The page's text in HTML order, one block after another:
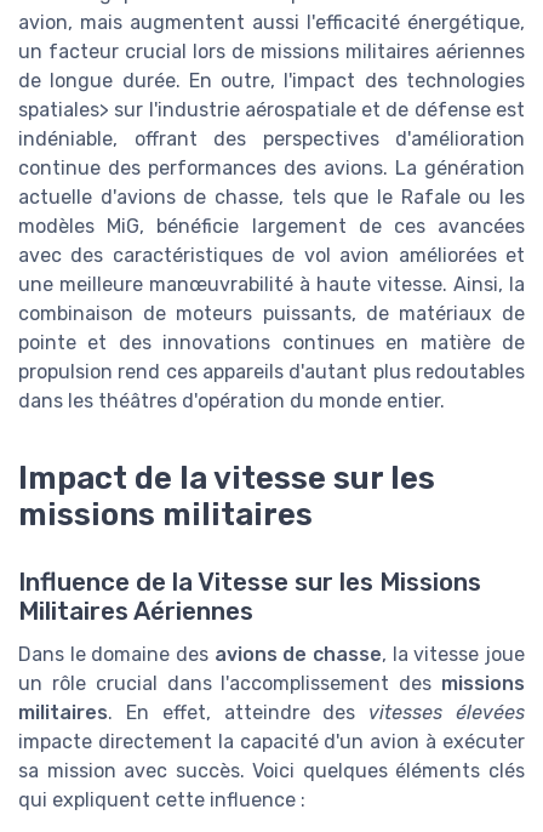
avion, mais augmentent aussi l'efficacité énergétique,
un facteur crucial lors de missions militaires aériennes
de longue durée. En outre, l'impact des technologies
spatiales> sur l'industrie aérospatiale et de défense est
indéniable, offrant des perspectives d'amélioration
continue des performances des avions. La génération
actuelle d'avions de chasse, tels que le Rafale ou les
modèles MiG, bénéficie largement de ces avancées
avec des caractéristiques de vol avion améliorées et
une meilleure manœuvrabilité à haute vitesse. Ainsi, la
combinaison de moteurs puissants, de matériaux de
pointe et des innovations continues en matière de
propulsion rend ces appareils d'autant plus redoutables
dans les théâtres d'opération du monde entier.
Impact de la vitesse sur les
missions militaires
Influence de la Vitesse sur les Missions
Militaires Aériennes
Dans le domaine des avions de chasse, la vitesse joue
un rôle crucial dans l'accomplissement des missions
militaires. En effet, atteindre des vitesses élevées
impacte directement la capacité d'un avion à exécuter
sa mission avec succès. Voici quelques éléments clés
qui expliquent cette influence :